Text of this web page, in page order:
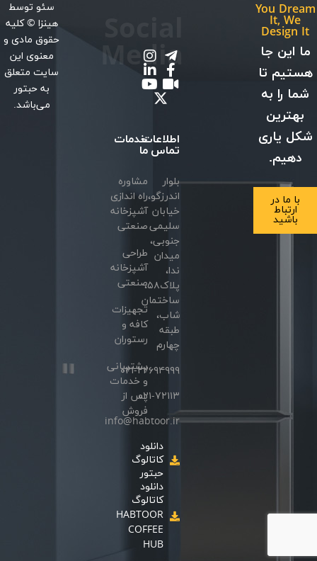
You Dream
It, We
Design It
ما این جا
هستیم تا
شما را به
بهترین
شکل یاری
دهیم.
با ما در
ارتباط
باشید
اطلاعات
تماس
بلوار
اندرزگو،
خیابان
سلیمی
جنوبی،
میدان
ندا،
پلاک۵۸،
ساختمان
شاب،
طبقه
چهارم
۰۲۱-۲۲۶۹۴۹۹۹
۰۲۱-۷۲۱۱۳
info@habtoor.ir
دانلود
کاتالوگ
حبتور
دانلود
کاتالوگ
HABTOOR
COFFEE
HUB
Media
خدمات
ما
مشاوره
راه اندازی
آشپزخانه
صنعتی
طراحی
آشپزخانه
صنعتی
تجهیزات
کافه و
رستوران
پشتیبانی
و خدمات
پس از
فروش
سئوتوسط
هینزا © کلیه
حقوق مادی و
معنوی این
سایت متعلق
به حبتور
می‌باشد.